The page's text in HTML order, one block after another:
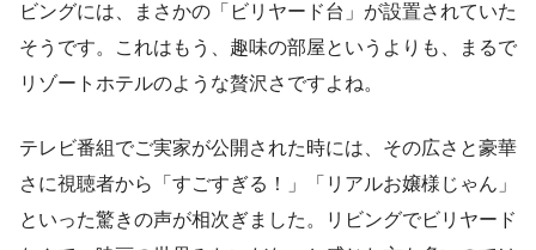
ビングには、まさかの「ビリヤード台」が設置されていた
そうです。これはもう、趣味の部屋というよりも、まるで
リゾートホテルのような贅沢さですよね。
テレビ番組でご実家が公開された時には、その広さと豪華
さに視聴者から「すごすぎる！」「リアルお嬢様じゃん」
といった驚きの声が相次ぎました。リビングでビリヤード